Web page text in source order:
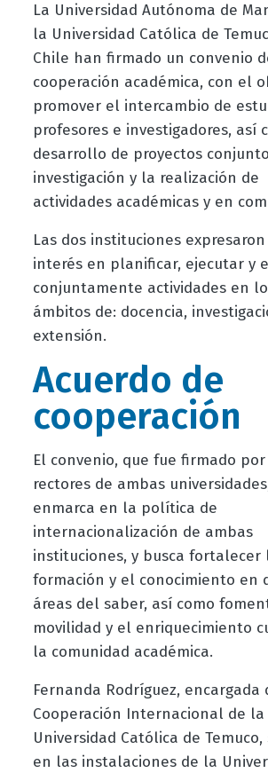
La Universidad Autónoma de
la Universidad Católica de
Chile han firmado un convenio
cooperación académica, con el
promover el intercambio de
profesores e investigadores, así
desarrollo de proyectos
investigación y la realización de
actividades académicas y en
Las dos instituciones expresaron
interés en planificar, ejecutar y
conjuntamente actividades en
ámbitos de: docencia,
extensión.
Acuerdo de
cooperación
El convenio, que fue firmado
rectores de ambas
enmarca en la política de
internacionalización de ambas
instituciones, y busca fortalecer
formación y el conocimiento en
áreas del saber, así como
movilidad y el enriquecimiento
la comunidad académica.
Fernanda Rodríguez, encargada
Cooperación Internacional de la
Universidad Católica de
en las instalaciones de la